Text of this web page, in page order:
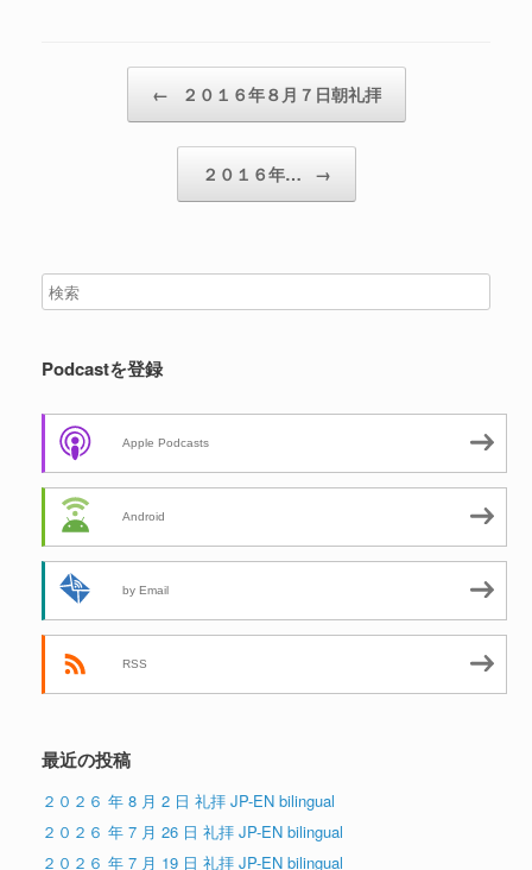
← ２０１６年８月７日朝礼拝
２０１６年… →
Podcastを登録
Apple Podcasts
Android
by Email
RSS
最近の投稿
２０２６ 年 8 月 2 日 礼拝 JP-EN bilingual
２０２６ 年 7 月 26 日 礼拝 JP-EN bilingual
２０２６ 年 7 月 19 日 礼拝 JP-EN bilingual